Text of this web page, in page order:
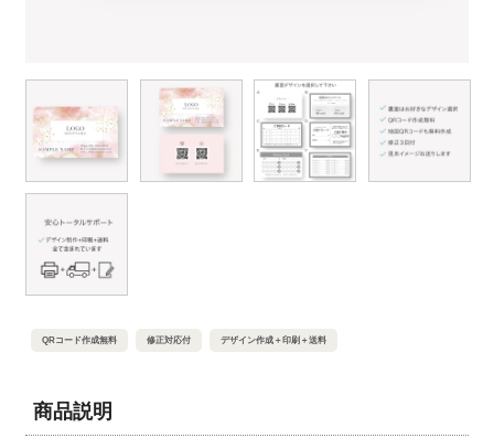
QRコード作成無料 修正対応付 デザイン作成＋印刷＋送料
商品説明